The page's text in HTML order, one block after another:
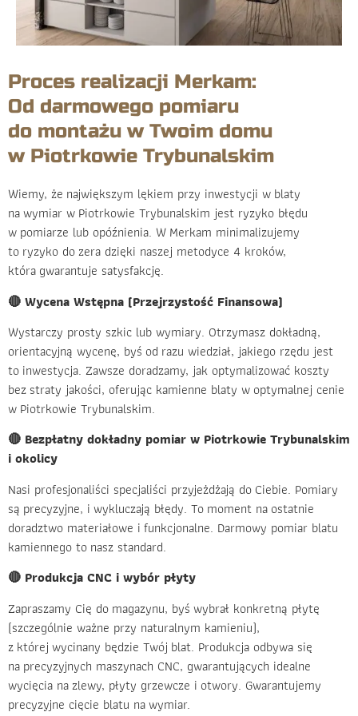
Proces realizacji Merkam:
Od darmowego pomiaru
do montażu w Twoim domu
w Piotrkowie Trybunalskim
Wiemy, że największym lękiem przy inwestycji w blaty
na wymiar w Piotrkowie Trybunalskim jest ryzyko błędu
w pomiarze lub opóźnienia. W Merkam minimalizujemy
to ryzyko do zera dzięki naszej metodyce 4 kroków,
która gwarantuje satysfakcję.
🔴 Wycena Wstępna (Przejrzystość Finansowa)
Wystarczy prosty szkic lub wymiary. Otrzymasz dokładną,
orientacyjną wycenę, byś od razu wiedział, jakiego rzędu jest
to inwestycja. Zawsze doradzamy, jak optymalizować koszty
bez straty jakości, oferując kamienne blaty w optymalnej cenie
w Piotrkowie Trybunalskim.
🔴 Bezpłatny dokładny pomiar w Piotrkowie Trybunalskim
i okolicy
Nasi profesjonaliści specjaliści przyjeżdżają do Ciebie. Pomiary
są precyzyjne, i wykluczają błędy. To moment na ostatnie
doradztwo materiałowe i funkcjonalne. Darmowy pomiar blatu
kamiennego to nasz standard.
🔴 Produkcja CNC i wybór płyty
Zapraszamy Cię do magazynu, byś wybrał konkretną płytę
(szczególnie ważne przy naturalnym kamieniu),
z której wycinany będzie Twój blat. Produkcja odbywa się
na precyzyjnych maszynach CNC, gwarantujących idealne
wycięcia na zlewy, płyty grzewcze i otwory. Gwarantujemy
precyzyjne cięcie blatu na wymiar.